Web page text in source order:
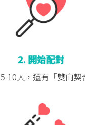
2. 開始配對
10人， 還有「雙向契